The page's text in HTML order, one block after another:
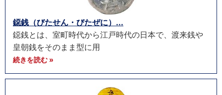
鐚銭（びたせん・びたぜに）...
鐚銭とは、室町時代から江戸時代の日本で、渡来銭や
皇朝銭をそのまま型に用
続きを読む »